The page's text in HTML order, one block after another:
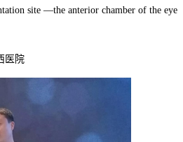
site —the anterior chamber of the eye
医院